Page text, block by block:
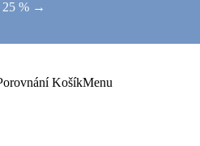
25 % →
KošíkMenu